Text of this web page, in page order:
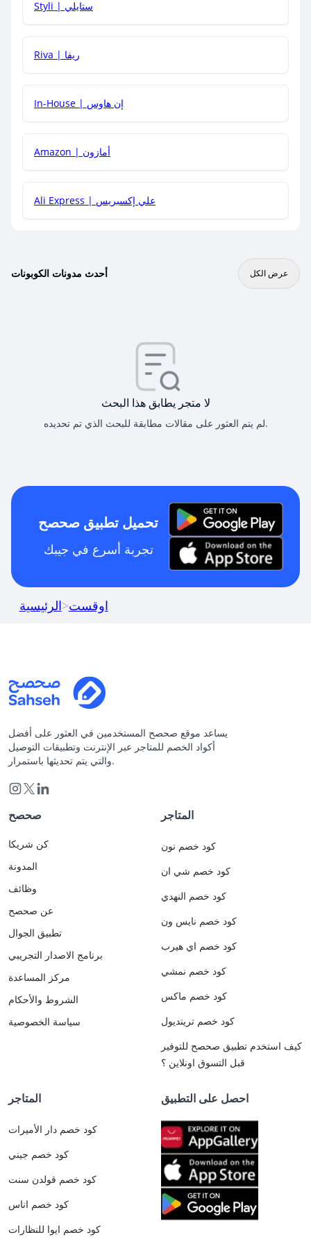
هل يمكنني جمع كود خصم مع العروض الأخرى؟
Styli | ستايلي
Riva | ريفا
In-House | إن هاوس
Amazon | أمازون
Ali Express | علي إكسبريس
أحدث مدونات الكوبونات عرض الكل
لا متجر يطابق هذا البحث
لم يتم العثور على مقالات مطابقة للبحث الذي تم تحديده.
تحميل تطبيق صحصح
تجربة أسرع في جيبك
الرئيسية>اوقست
يساعد موقع صحصح المستخدمين في العثور على أفضل
أكواد الخصم للمتاجر عبر الإنترنت وتطبيقات التوصيل
والتي يتم تحديثها باستمرار.
صحصح
كن شريكا
المدونة
وظائف
عن صحصح
تطبيق الجوال
برنامج الاصدار التجريبي
مركز المساعدة
الشروط والأحكام
سياسة الخصوصية
المتاجر
كود خصم نون
كود خصم شي ان
كود خصم النهدي
كود خصم نايس ون
كود خصم اي هيرب
كود خصم نمشي
كود خصم ماكس
كود خصم ترينديول
كيف استخدم تطبيق صحصح للتوفير
قبل التسوق اونلاين ؟
المتاجر
كود خصم دار الأميرات
كود خصم جيني
كود خصم قولدن سنت
كود خصم اناس
كود خصم ايوا للنظارات
احصل على التطبيق